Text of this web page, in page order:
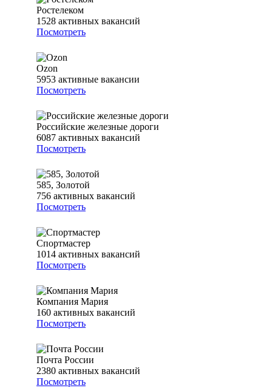
Ростелеком
1528 активных вакансий
Посмотреть
Ozon
5953 активные вакансии
Посмотреть
Российские железные дороги
6087 активных вакансий
Посмотреть
585, Золотой
756 активных вакансий
Посмотреть
Спортмастер
1014 активных вакансий
Посмотреть
Компания Мария
160 активных вакансий
Посмотреть
Почта России
2380 активных вакансий
Посмотреть